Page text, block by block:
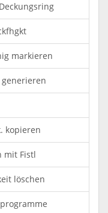
markieren
generieren
kopieren
mit Fistl
löschen